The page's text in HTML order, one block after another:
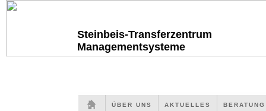
Steinbeis-Transferzentrum
Managementsysteme
ÜBER UNS AKTUELLES